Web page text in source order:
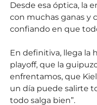
Desde esa óptica, la
con muchas ganas y
confiando en que
En definitiva, llega la
playoff, que la
enfrentamos, que
un día puede salirte
todo salga bien”.